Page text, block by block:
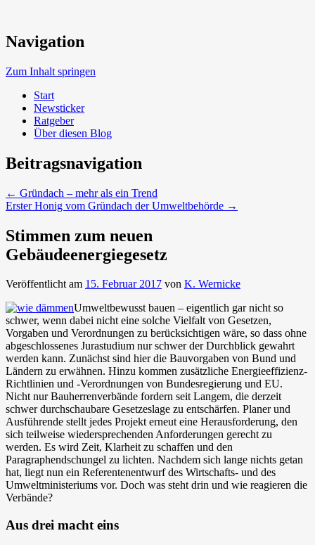
Umweltbewusst Bauen
Neue Trends beim Bauen der Zukunft
Navigation
Zum Inhalt springen
Start
Newsticker
Ratgeber
Über diesen Blog
Beitragsnavigation
← Gründach – mehr als ein Trend
Erster Honig vom Gründach der Umweltbehörde →
Stimmen zum neuen
Gebäudeenergiegesetz
Veröffentlicht am 15. Februar 2017 von K. Wernicke
Umweltbewusst bauen – eigentlich gar nicht so
schwer, wenn dabei nicht eine solche Vielfalt von Gesetzen,
Vorgaben und Verordnungen zu berücksichtigen wäre, so dass ohne
abgeschlossenes Jurastudium nur schwer der Durchblick gewahrt
werden kann. Zunächst sind hier die Bauvorgaben von Bund und
Ländern zu erwähnen. Hinzu kommen zusätzliche Energieeffizienz-
Richtlinien und -Verordnungen von Bundesregierung und EU.
Nicht nur Bauherrenverbände fordern seit Langem, die derzeit
schwer durchschaubare Gesetzeslage zu entschärfen. Planer und
Ausführende stellt jedes Projekt erneut eine Herausforderung, den
sich teilweise wiedersprechenden Anforderungen gerecht zu
werden. Es wird Zeit, Klarheit zu schaffen und den
Paragraphendschungel zu lichten. Nachdem sich lange nichts getan
hat, liegt nun ein Referentenentwurf des Wirtschafts- und des
Umweltministeriums vor. Doch was steht drin und wie reagieren die
Verbände?
Aus drei macht eins